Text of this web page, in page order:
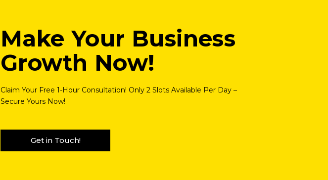
Make Your Business
Growth Now!
Claim Your Free 1-Hour Consultation! Only 2 Slots Available Per Day –
Secure Yours Now!
Get in Touch!